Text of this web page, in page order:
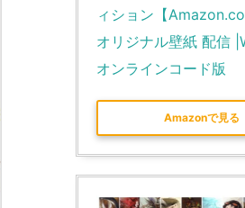
ィション【
オリジナル壁紙 配信
オンラインコード版
Amazonで見る